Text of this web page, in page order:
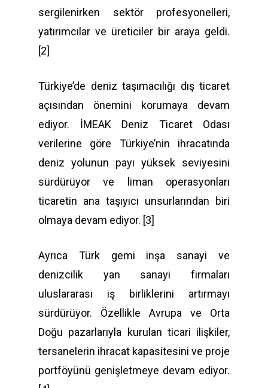
sergilenirken sektör profesyonelleri,
yatırımcılar ve üreticiler bir araya geldi.
[2]
Türkiye’de deniz taşımacılığı dış ticaret
açısından önemini korumaya devam
ediyor. İMEAK Deniz Ticaret Odası
verilerine göre Türkiye’nin ihracatında
deniz yolunun payı yüksek seviyesini
sürdürüyor ve liman operasyonları
ticaretin ana taşıyıcı unsurlarından biri
olmaya devam ediyor. [3]
Ayrıca Türk gemi inşa sanayi ve
denizcilik yan sanayi firmaları
uluslararası iş birliklerini artırmayı
sürdürüyor. Özellikle Avrupa ve Orta
Doğu pazarlarıyla kurulan ticari ilişkiler,
tersanelerin ihracat kapasitesini ve proje
portföyünü genişletmeye devam ediyor.